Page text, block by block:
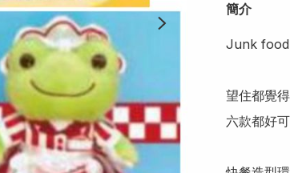
簡介
Junk food
望住都覺
六款都好